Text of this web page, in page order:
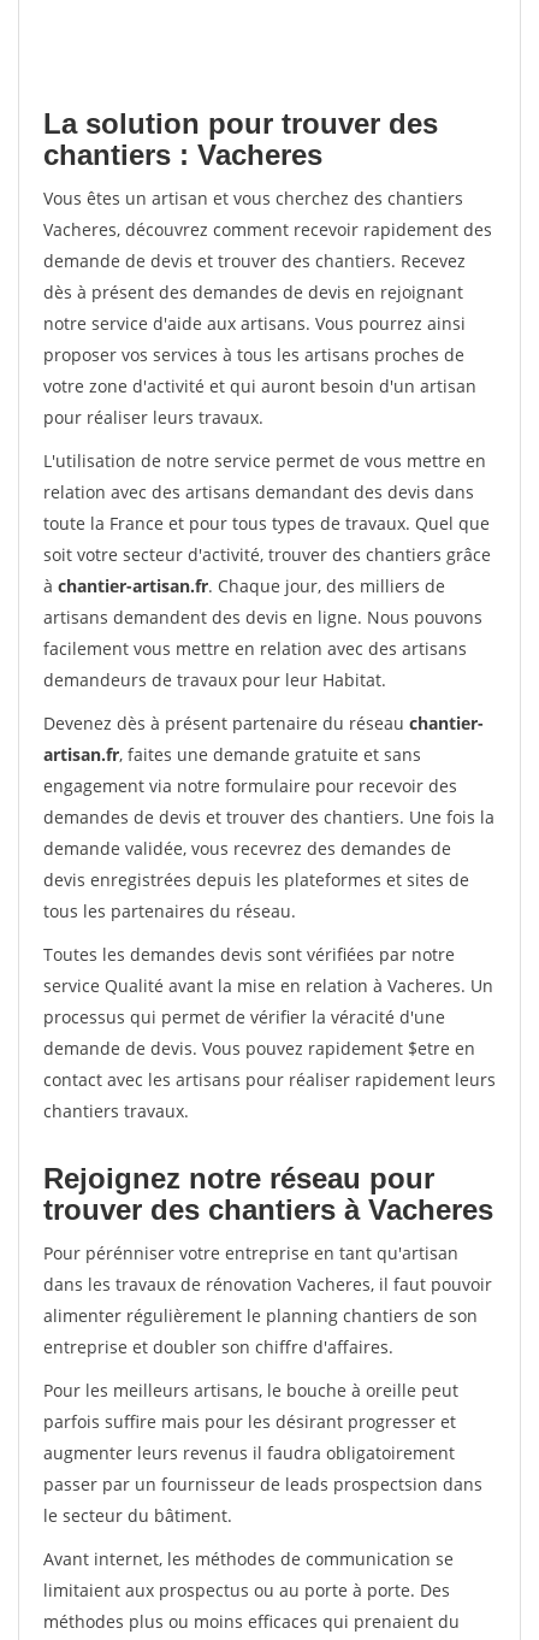
La solution pour trouver des
chantiers : Vacheres
Vous êtes un artisan et vous cherchez des chantiers
Vacheres, découvrez comment recevoir rapidement des
demande de devis et trouver des chantiers. Recevez
dès à présent des demandes de devis en rejoignant
notre service d'aide aux artisans. Vous pourrez ainsi
proposer vos services à tous les artisans proches de
votre zone d'activité et qui auront besoin d'un artisan
pour réaliser leurs travaux.
L'utilisation de notre service permet de vous mettre en
relation avec des artisans demandant des devis dans
toute la France et pour tous types de travaux. Quel que
soit votre secteur d'activité, trouver des chantiers grâce
à chantier-artisan.fr. Chaque jour, des milliers de
artisans demandent des devis en ligne. Nous pouvons
facilement vous mettre en relation avec des artisans
demandeurs de travaux pour leur Habitat.
Devenez dès à présent partenaire du réseau chantier-
artisan.fr, faites une demande gratuite et sans
engagement via notre formulaire pour recevoir des
demandes de devis et trouver des chantiers. Une fois la
demande validée, vous recevrez des demandes de
devis enregistrées depuis les plateformes et sites de
tous les partenaires du réseau.
Toutes les demandes devis sont vérifiées par notre
service Qualité avant la mise en relation à Vacheres. Un
processus qui permet de vérifier la véracité d'une
demande de devis. Vous pouvez rapidement $etre en
contact avec les artisans pour réaliser rapidement leurs
chantiers travaux.
Rejoignez notre réseau pour
trouver des chantiers à Vacheres
Pour pérénniser votre entreprise en tant qu'artisan
dans les travaux de rénovation Vacheres, il faut pouvoir
alimenter régulièrement le planning chantiers de son
entreprise et doubler son chiffre d'affaires.
Pour les meilleurs artisans, le bouche à oreille peut
parfois suffire mais pour les désirant progresser et
augmenter leurs revenus il faudra obligatoirement
passer par un fournisseur de leads prospectsion dans
le secteur du bâtiment.
Avant internet, les méthodes de communication se
limitaient aux prospectus ou au porte à porte. Des
méthodes plus ou moins efficaces qui prenaient du